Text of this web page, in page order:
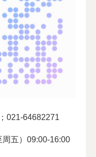
021-64682271
五）09:00-16:00